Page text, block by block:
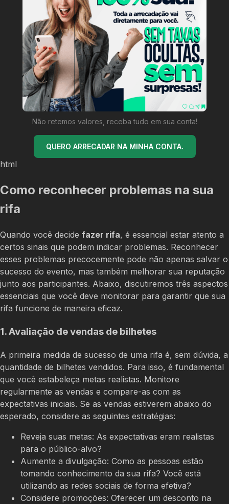
Não retemos valores, receba tudo em sua conta!
QUERO ARRECADAR NA MINHA CONTA.
html
Como reconhecer problemas na sua
rifa
Quando você decide fazer rifa, é essencial estar atento a
certos sinais que podem indicar problemas. Reconhecer
esses problemas precocemente pode não apenas salvar o
sucesso do evento, mas também melhorar sua reputação
junto aos participantes. Abaixo, discutiremos três aspectos
essenciais que você deve monitorar para garantir que sua
rifa funcione de maneira eficaz.
1. Avaliação de vendas de bilhetes
A primeira medida de sucesso de uma rifa é, sem dúvida, a
quantidade de bilhetes vendidos. Para isso, é fundamental
que você estabeleça metas realistas. Monitore
regularmente as vendas e compare-as com as
expectativas iniciais. Se as vendas estiverem abaixo do
esperado, considere as seguintes estratégias:
Reveja suas metas: As expectativas eram realistas
para o público-alvo?
Aumente a divulgação: Como as pessoas estão
tomando conhecimento da sua rifa? Você está
utilizando as redes sociais de forma efetiva?
Considere promoções: Oferecer um desconto na